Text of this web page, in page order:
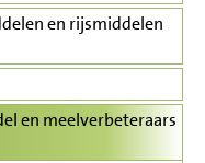
en rijsmiddelen
en meelverbeteraars